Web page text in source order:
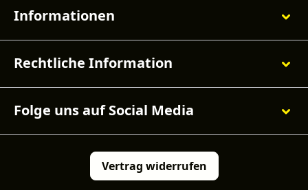
Informationen
Rechtliche Information
Folge uns auf Social Media
Vertrag widerrufen